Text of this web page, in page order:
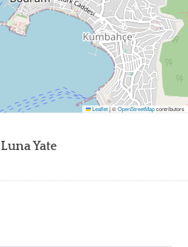
Leaflet|©OpenStreetMapcontributors
Luna Yate